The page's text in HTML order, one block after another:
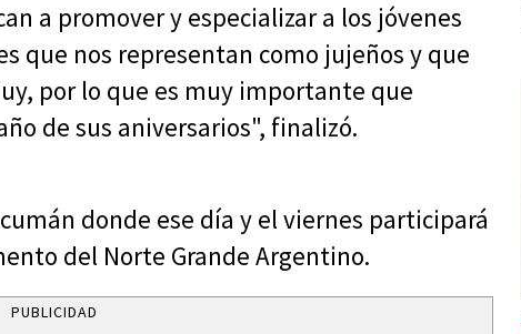
a promover y especializar a los jóvenes
que nos representan como jujeños y que
por lo que es muy importante que
de sus aniversarios", finalizó.
donde ese día y el viernes participará
del Norte Grande Argentino.
PUBLICIDAD